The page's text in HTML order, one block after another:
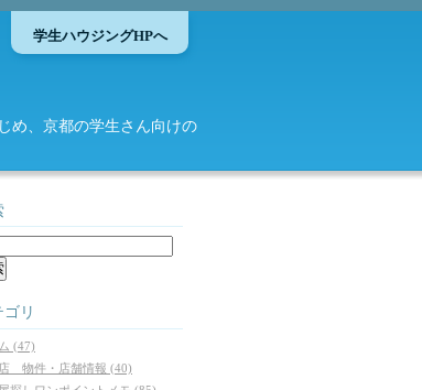
め、京都の学生さん向けの
学生ハウジングHPへ
ゴリ
(47)
物件・店舗情報 (40)